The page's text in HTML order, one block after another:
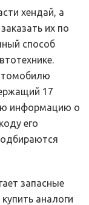
хендай, а
их по
способ
17
информацию о
его
запасные
аналоги